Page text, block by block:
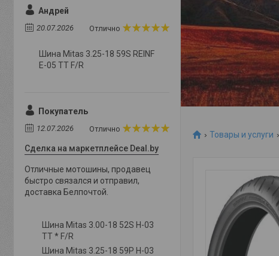
Товары и услуги
Андрей
20.07.2026 Отлично
Шина Mitas 3.25-18 59S REINF
E-05 TT F/R
Покупатель
12.07.2026 Отлично
Сделка на маркетплейсе Deal.by
Отличные мотошины, продавец
быстро связался и отправил,
доставка Белпочтой.
Шина Mitas 3.00-18 52S H-03
TT * F/R
Шина Mitas 3.25-18 59P H-03